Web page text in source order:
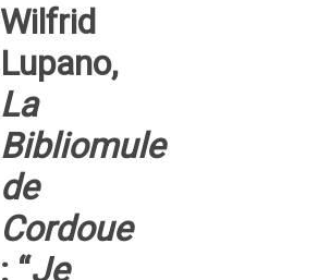
Wilfrid
Lupano,
La
Bibliomule
de
Cordoue
: “Je